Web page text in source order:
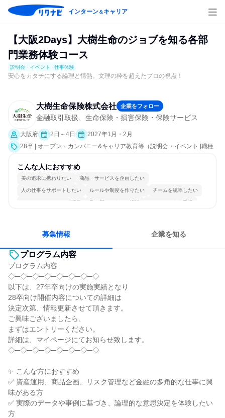
インターン＆キャリア
【大阪2Days】大樹生命のジョブを知る各部
門業務体験コース
説明会・イベント 仕事体験
安心をカタチにする論理と情熱。文理の枠を超えたプロの視点！
大樹生命保険株式会社 企業をフォロー
金融取引取扱、生命保険・損害保険・保険サービス
大阪府 2日～4日
2027年1月・2月
28卒 | オープン・カンパニー&キャリア教育等（説明会・イベント [職種
体験）
こんな人におすすめ
美の追求に携わりたい 商品・サービスを企画したい
人の仕事をサポートしたい ルールや制度を作りたい チームを統率したい
コミュニケーションが活発 常に新しいものに挑戦 チームワークを重視
募集情報 企業を知る
プログラム内容
プログラム内容
◇─◇─◇─◇─◇─◇─◇─◇
以下は、27年卒向けの実施実績となり
28卒向け開催内容についての詳細は
決定次第、情報更新させて頂きます。
ご興味ございましたら、
まずはエントリーください。
詳細は、マイページにてお知らせ致します。
◇─◇─◇─◇─◇─◇─◇─◇
✨ こんな方におすすめ
✅ 資産運用、商品企画、リスク管理など金融の多角的な仕事に興
味がある方
✅ 実際のデータや事例に基づき、論理的な意思決定を体験したい
方